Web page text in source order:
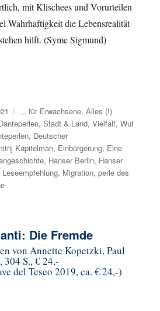
mit Klischees und Vorurteilen
Wahrhaftigkeit die Lebensrealität
hilft. (Syme Sigmund)
Kategorien
... für Erwachsene,Alles (!)
,Stadt & Land,Vielfalt,Wut
, Deutscher
Kapitelman, Einbürgerung, Eine
, Hanser Berlin, Hanser
Leseempfehlung, Migration,perle des
Die Fremde
von Annette Kopetzki, Paul
S., € 24,-
del Teseo 2019, ca. € 24,-)